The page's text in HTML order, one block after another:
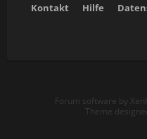
Kontakt Hilfe
Forum software by
Theme